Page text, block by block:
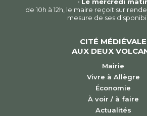
de 10h à 12h, le maire reçoit sur
mesure de ses
CITÉ MÉDIÉVALE
AUX DEUX
Mairie
Vivre à Allègre
Économie
À voir / à faire
Actualités